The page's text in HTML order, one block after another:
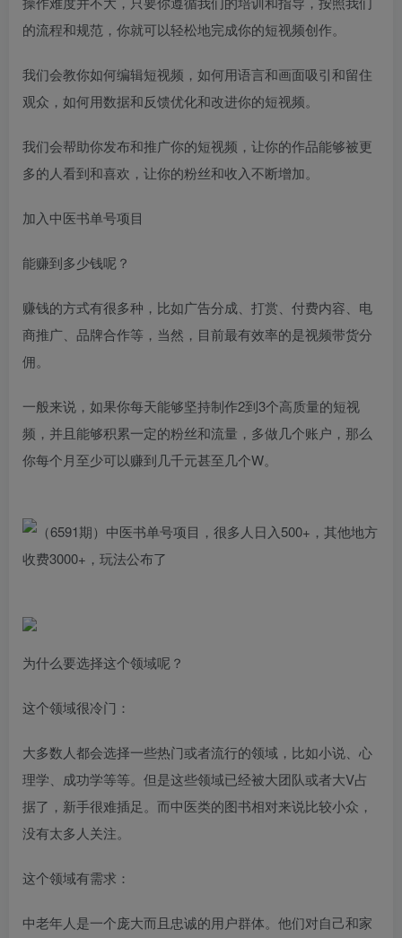
的流程和规范，你就可以轻松地完成你的短视频创作。
我们会教你如何编辑短视频，如何用语言和画面吸引和留住
观众，如何用数据和反馈优化和改进你的短视频。
我们会帮助你发布和推广你的短视频，让你的作品能够被更
多的人看到和喜欢，让你的粉丝和收入不断增加。
加入中医书单号项目
能赚到多少钱呢？
赚钱的方式有很多种，比如广告分成、打赏、付费内容、电
商推广、品牌合作等，当然，目前最有效率的是视频带货分
佣。
一般来说，如果你每天能够坚持制作2到3个高质量的短视
频，并且能够积累一定的粉丝和流量，多做几个账户，那么
你每个月至少可以赚到几千元甚至几个W。
为什么要选择这个领域呢？
这个领域很冷门：
大多数人都会选择一些热门或者流行的领域，比如小说、心
理学、成功学等等。但是这些领域已经被大团队或者大V占
据了，新手很难插足。而中医类的图书相对来说比较小众，
没有太多人关注。
这个领域有需求：
中老年人是一个庞大而且忠诚的用户群体。他们对自己和家